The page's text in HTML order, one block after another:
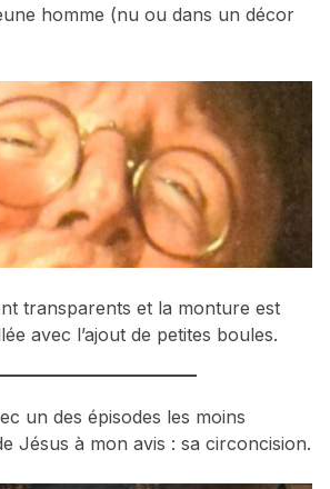
homme (nu ou dans un décor
transparents et la monture est
avec l’ajout de petites boules.
un des épisodes les moins
Jésus à mon avis : sa circoncision.